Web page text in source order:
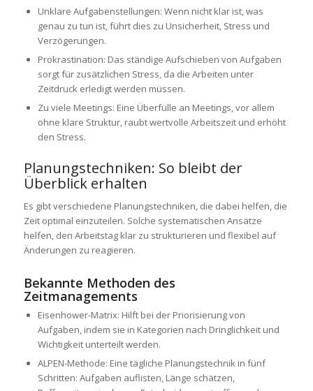
Unklare Aufgabenstellungen: Wenn nicht klar ist, was
genau zu tun ist, führt dies zu Unsicherheit, Stress und
Verzögerungen.
Prokrastination: Das ständige Aufschieben von Aufgaben
sorgt für zusätzlichen Stress, da die Arbeiten unter
Zeitdruck erledigt werden müssen.
Zu viele Meetings: Eine Überfülle an Meetings, vor allem
ohne klare Struktur, raubt wertvolle Arbeitszeit und erhöht
den Stress.
Planungstechniken: So bleibt der
Überblick erhalten
Es gibt verschiedene Planungstechniken, die dabei helfen, die
Zeit optimal einzuteilen. Solche systematischen Ansätze
helfen, den Arbeitstag klar zu strukturieren und flexibel auf
Änderungen zu reagieren.
Bekannte Methoden des
Zeitmanagements
Eisenhower-Matrix: Hilft bei der Priorisierung von
Aufgaben, indem sie in Kategorien nach Dringlichkeit und
Wichtigkeit unterteilt werden.
ALPEN-Methode: Eine tägliche Planungstechnik in fünf
Schritten: Aufgaben auflisten, Länge schätzen,